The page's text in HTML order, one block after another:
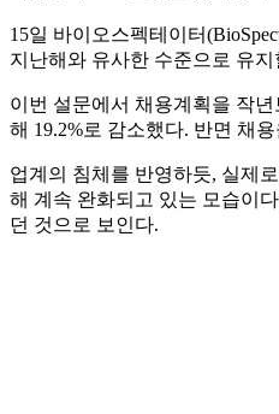
15일 바이오스펙테이터
지난해와 유사한 수준으로 유
이번 설문에서 채용계획을 작
해 19.2%로 감소했다. 반면 채
업계의 침체를 반영하듯, 실제
해 계속 완화되고 있는 모습이
던 것으로 보인다.